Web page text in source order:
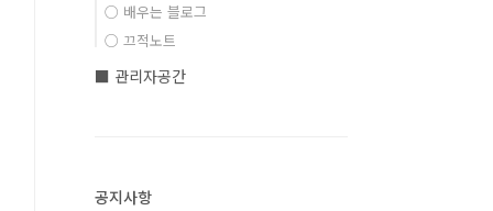
○ 배우는 블로그
○ 끄적노트
■ 관리자공간
공지사항